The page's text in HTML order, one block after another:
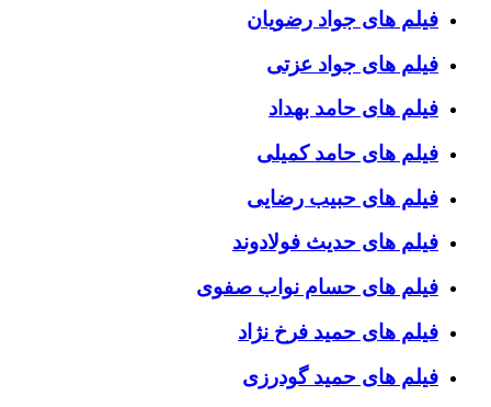
فیلم های جواد رضویان
فیلم های جواد عزتی
فیلم های حامد بهداد
فیلم های حامد کمیلی
فیلم های حبیب رضایی
فیلم های حدیث فولادوند
فیلم های حسام نواب صفوی
فیلم های حمید فرخ نژاد
فیلم های حمید گودرزی